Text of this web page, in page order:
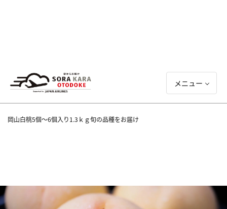
メニュー
岡山白桃5個～6個入り1.3ｋｇ旬の品種をお届け